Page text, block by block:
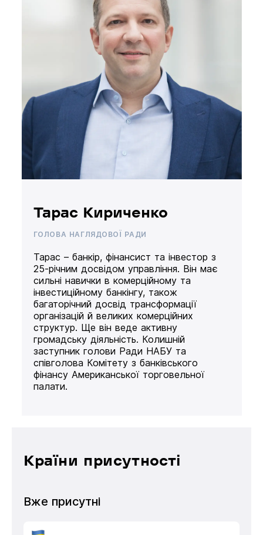
Тарас Кириченко
ГОЛОВА НАГЛЯДОВОЇ РАДИ
Тарас – банкір, фінансист та інвестор з
25-річним досвідом управління. Він має
сильні навички в комерційному та
інвестиційному банкінгу, також
багаторічний досвід трансформації
організацій й великих комерційних
структур. Ще він веде активну
громадську діяльність. Колишній
заступник голови Ради НАБУ та
співголова Комітету з банківського
фінансу Американської торговельної
палати.
Країни присутності
Вже присутні